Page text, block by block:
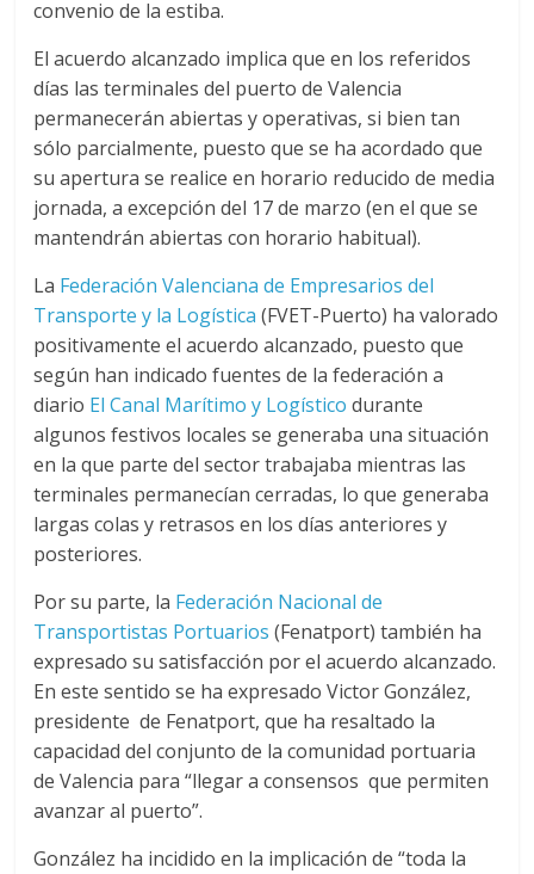
a
n
s
p
o
r
t
e
d
e
E
q
u
convenio de la estiba.
El acuerdo alcanzado implica que en los referidos
días las terminales del puerto de Valencia
permanecerán abiertas y operativas, si bien tan
sólo parcialmente, puesto que se ha acordado que
su apertura se realice en horario reducido de media
jornada, a excepción del 17 de marzo (en el que se
mantendrán abiertas con horario habitual).
La Federación Valenciana de Empresarios del
Transporte y la Logística (FVET-Puerto) ha valorado
positivamente el acuerdo alcanzado, puesto que
según han indicado fuentes de la federación a
diario El Canal Marítimo y Logístico durante
algunos festivos locales se generaba una situación
en la que parte del sector trabajaba mientras las
terminales permanecían cerradas, lo que generaba
largas colas y retrasos en los días anteriores y
posteriores.
Por su parte, la Federación Nacional de
Transportistas Portuarios(Fenatport) también ha
expresado su satisfacción por el acuerdo alcanzado.
En este sentido se ha expresado Victor González,
presidente de Fenatport, que ha resaltado la
capacidad del conjunto de la comunidad portuaria
de Valencia para “llegar a consensos que permiten
avanzar al puerto”.
González ha incidido en la implicación de “toda la